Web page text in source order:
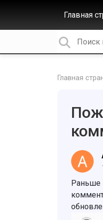
Главная
Главная
Раньше